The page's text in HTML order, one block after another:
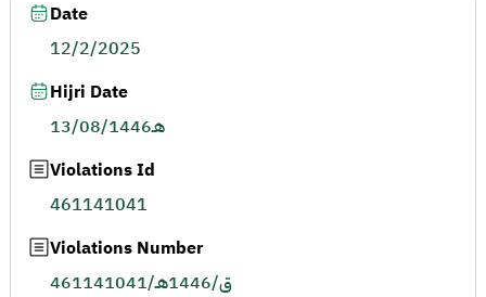
Date
12/2/2025
Hijri Date
13/08/1446هـ
Violations Id
461141041
Violations Number
461141041/ق/1446هـ